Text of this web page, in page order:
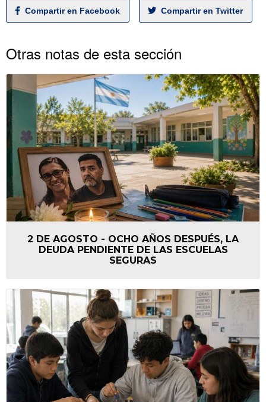
Compartir en Facebook Compartir en Twitter
Otras notas de esta sección
2 DE AGOSTO - OCHO AÑOS DESPUÉS, LA
DEUDA PENDIENTE DE LAS ESCUELAS
SEGURAS